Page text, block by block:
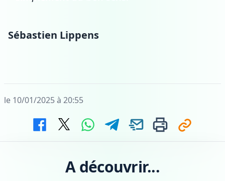
Sébastien Lippens
le 10/01/2025 à 20:55
A découvrir...